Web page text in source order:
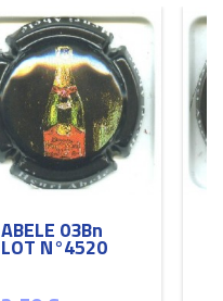
ABELE 03Bn
LOT N°4520